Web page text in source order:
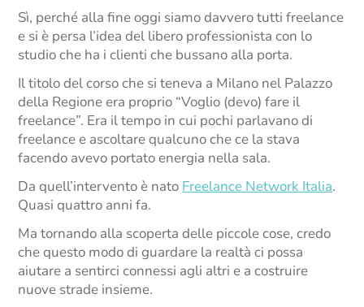
Sì, perché alla fine oggi siamo davvero tutti freelance
e si è persa l’idea del libero professionista con lo
studio che ha i clienti che bussano alla porta.
Il titolo del corso che si teneva a Milano nel Palazzo
della Regione era proprio “Voglio (devo) fare il
freelance”. Era il tempo in cui pochi parlavano di
freelance e ascoltare qualcuno che ce la stava
facendo avevo portato energia nella sala.
Da quell’intervento è nato Freelance Network Italia.
Quasi quattro anni fa.
Ma tornando alla scoperta delle piccole cose, credo
che questo modo di guardare la realtà ci possa
aiutare a sentirci connessi agli altri e a costruire
nuove strade insieme.